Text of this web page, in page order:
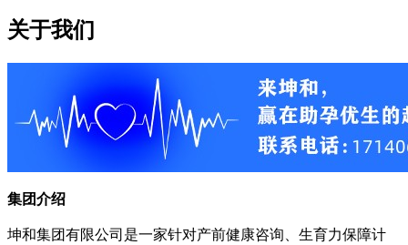
关于我们
集团介绍
坤和集团有限公司是一家针对产前健康咨询、生育力保障计